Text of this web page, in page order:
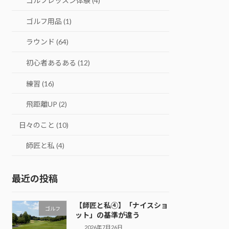
ゴルフ用品 (1)
ラウンド (64)
初心者あるある (12)
練習 (16)
飛距離UP (2)
日々のこと (10)
師匠と私 (4)
最近の投稿
ゴルフ
【師匠と私④】「ナイスショ
ット」の基準が違う
2026年7月26日